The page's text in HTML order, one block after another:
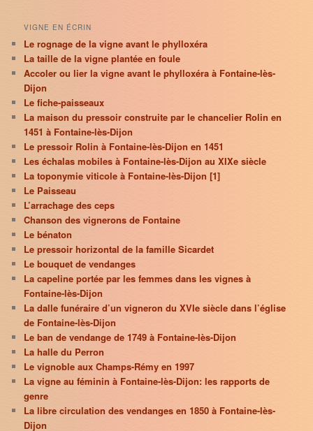
VIGNE EN ÉCRIN
Le rognage de la vigne avant le phylloxéra
La taille de la vigne plantée en foule
Accoler ou lier la vigne avant le phylloxéra à Fontaine-lès-
Dijon
Le fiche-paisseaux
La maison du pressoir construite par le chancelier Rolin en
1451 à Fontaine-lès-Dijon
Le pressoir Rolin à Fontaine-lès-Dijon en 1451
Les échalas mobiles à Fontaine-lès-Dijon au XIXe siècle
La toponymie viticole à Fontaine-lès-Dijon [1]
Le Paisseau
L’arrachage des ceps
Chanson des vignerons de Fontaine
Le bénaton
Le pressoir horizontal de la famille Sicardet
Le bouquet de vendanges
La capeline portée par les femmes dans les vignes à
Fontaine-lès-Dijon
La dalle funéraire d’un vigneron du XVIe siècle dans l’église
de Fontaine-lès-Dijon
Le ban de vendange de 1749 à Fontaine-lès-Dijon
La halle du Perron
Le vignoble aux Champs-Rémy en 1997
La vigne au féminin à Fontaine-lès-Dijon: les rapports de
genre
La libre circulation des vendanges en 1850 à Fontaine-lès-
Dijon